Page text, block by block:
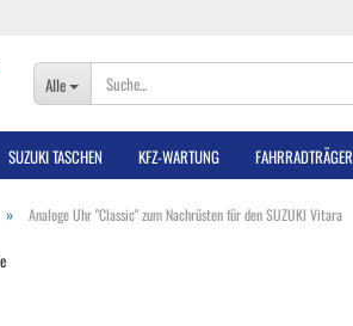
Alle
SUZUKI TASCHEN KFZ-WARTUNG FAHRRADTRÄGER
» Analoge Uhr "Classic" zum Nachrüsten für den SUZUKI Vitara